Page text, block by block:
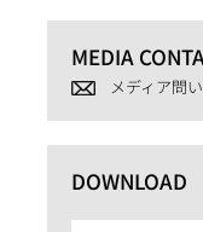
MEDIA
メディア問
DOWNLOAD